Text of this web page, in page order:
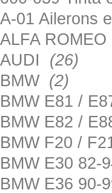
A-01 Ailerons
ALFA ROMEO
AUDI (26)
BMW (2)
BMW E81 /
BMW E82 /
BMW F20 /
BMW E30 82-
BMW E36 90-